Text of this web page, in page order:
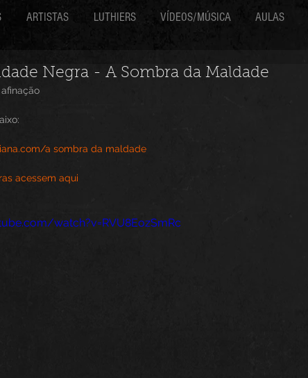
ARTISTAS LUTHIERS VÍDEOS/MÚSICA AULAS
Negra - A Sombra da Maldade
a sombra da maldade
acessem aqui
watch?v=RVU8EozSmRc